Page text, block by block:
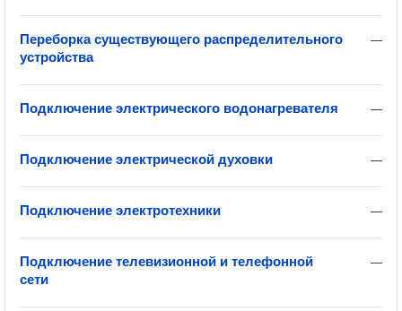
—
Переборка существующего распределительного
устройства
—
Подключение электрического водонагревателя
—
Подключение электрической духовки
—
Подключение электротехники
—
Подключение телевизионной и телефонной
сети